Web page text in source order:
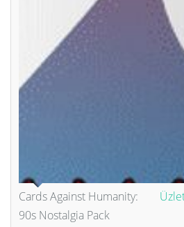
Cards Against Humanity:
90s Nostalgia Pack